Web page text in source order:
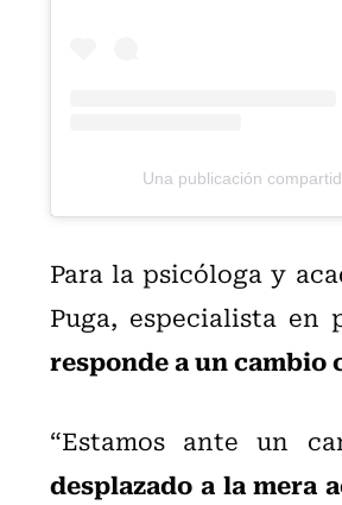
Una publicación
Para la psicóloga y
Puga, especialista
responde a un
“Estamos ante un
desplazado a la mera